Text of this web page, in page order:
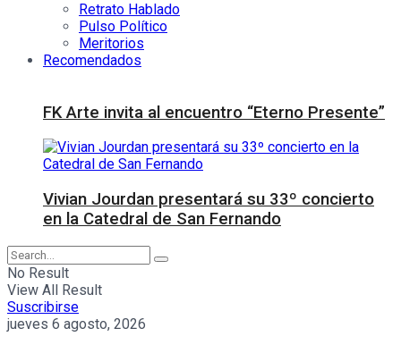
Retrato Hablado
Pulso Político
Meritorios
Recomendados
FK Arte invita al encuentro “Eterno Presente”
Vivian Jourdan presentará su 33º concierto
en la Catedral de San Fernando
No Result
View All Result
Suscribirse
jueves 6 agosto, 2026